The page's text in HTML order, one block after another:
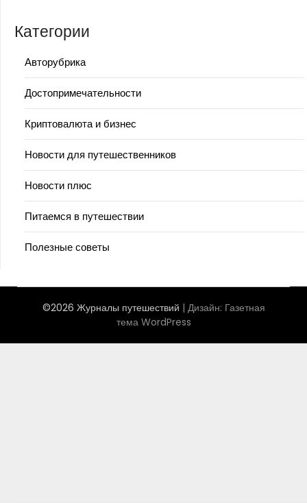
Категории
Авторубрика
Достопримечательности
Криптовалюта и бизнес
Новости для путешественников
Новости плюс
Питаемся в путешествии
Полезные советы
©2026 Журналы путешествий | Дизайн: Газетная
тема WordPress